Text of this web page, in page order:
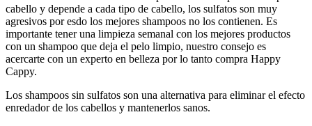
cabello y depende a cada tipo de cabello, los sulfatos son muy
agresivos por esdo los mejores shampoos no los contienen. Es
importante tener una limpieza semanal con los mejores productos
con un shampoo que deja el pelo limpio, nuestro consejo es
acercarte con un experto en belleza por lo tanto compra Happy
Cappy.
Los shampoos sin sulfatos son una alternativa para eliminar el efecto
enredador de los cabellos y mantenerlos sanos.